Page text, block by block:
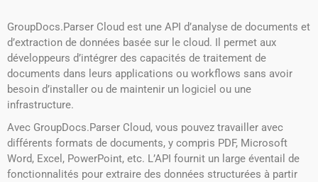
GroupDocs.Parser Cloud est une API d’analyse de documents et
d’extraction de données basée sur le cloud. Il permet aux
développeurs d’intégrer des capacités de traitement de
documents dans leurs applications ou workflows sans avoir
besoin d’installer ou de maintenir un logiciel ou une
infrastructure.
Avec GroupDocs.Parser Cloud, vous pouvez travailler avec
différents formats de documents, y compris PDF, Microsoft
Word, Excel, PowerPoint, etc. L’API fournit un large éventail de
fonctionnalités pour extraire des données structurées à partir